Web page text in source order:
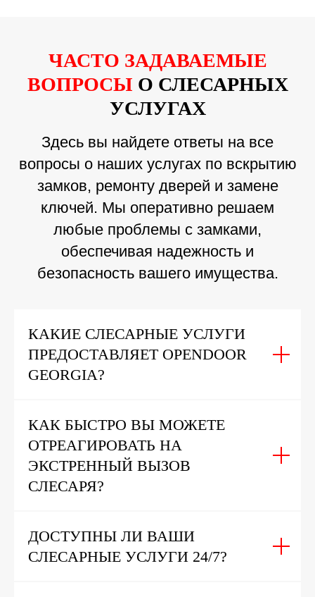
ЧАСТО ЗАДАВАЕМЫЕ
ВОПРОСЫ О СЛЕСАРНЫХ
УСЛУГАХ
Здесь вы найдете ответы на все
вопросы о наших услугах по вскрытию
замков, ремонту дверей и замене
ключей. Мы оперативно решаем
любые проблемы с замками,
обеспечивая надежность и
безопасность вашего имущества.
КАКИЕ СЛЕСАРНЫЕ УСЛУГИ
ПРЕДОСТАВЛЯЕТ OPENDOOR
GEORGIA?
КАК БЫСТРО ВЫ МОЖЕТЕ
ОТРЕАГИРОВАТЬ НА
ЭКСТРЕННЫЙ ВЫЗОВ
СЛЕСАРЯ?
ДОСТУПНЫ ЛИ ВАШИ
СЛЕСАРНЫЕ УСЛУГИ 24/7?